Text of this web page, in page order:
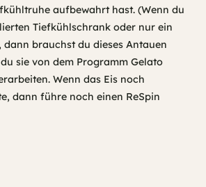
aufbewahrt hast. (Wenn du
Tiefkühlschrank oder nur ein
brauchst du dieses Antauen
sie von dem Programm Gelato
Wenn das Eis noch
dann führe noch einen ReSpin